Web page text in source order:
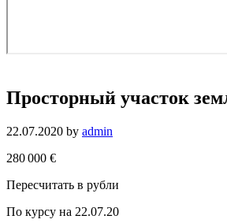
Просторный участок
22.07.2020 by admin
280 000 €
Пересчитать в рубли
По курсу на 22.07.20